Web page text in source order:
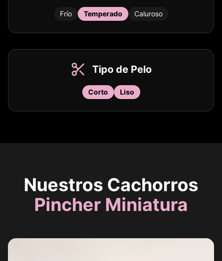
Frío Temperado Caluroso
Tipo de Pelo
Corto Liso
Nuestros Cachorros
Pincher Miniatura